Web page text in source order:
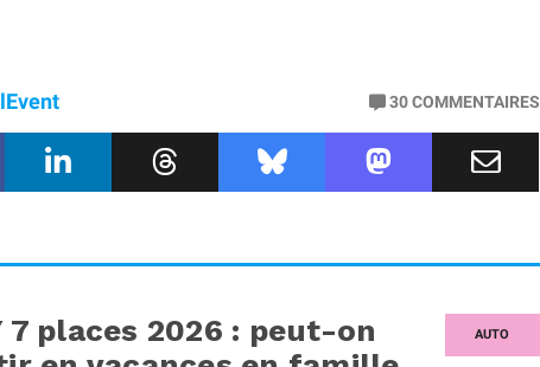
30COMMENTAIRES
AUTO
7 places 2026 : peut-on